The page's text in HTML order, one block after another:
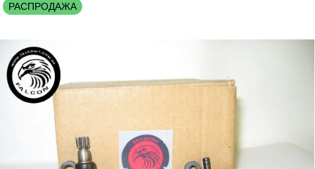
РАСПРОДАЖА